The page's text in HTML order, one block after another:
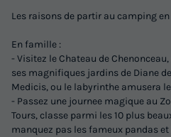
Les raisons de partir au camping
En famille :
- Visitez le Chateau de
ses magnifiques jardins de Diane
Medicis, ou le labyrinthe amusera
- Passez une journee magique au
Tours, classe parmi les 10 plus
manquez pas les fameux pandas et